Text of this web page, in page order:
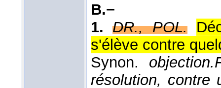
B.−
1. DR., POL.
s'élève contre
Synon. objection.
résolution, contre